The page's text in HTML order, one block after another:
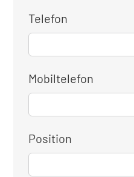
Telefon
Mobiltelefon
Position